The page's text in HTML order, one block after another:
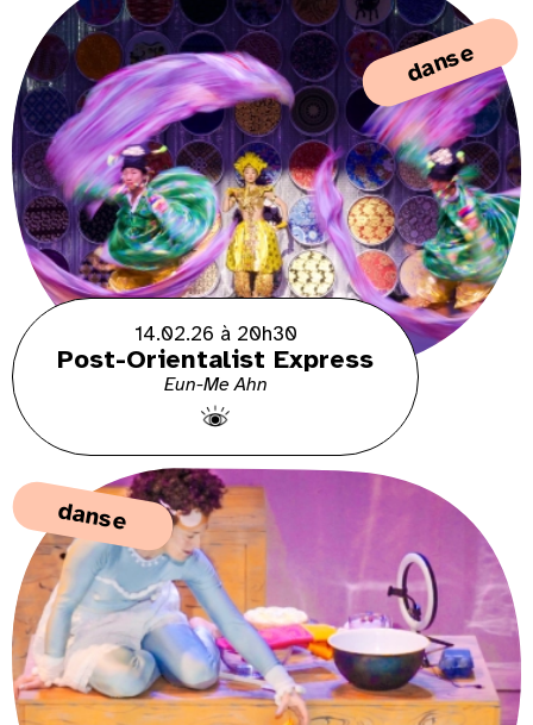
danse
14.02.26 à 20h30
Post-Orientalist Express
Eun-Me Ahn
danse